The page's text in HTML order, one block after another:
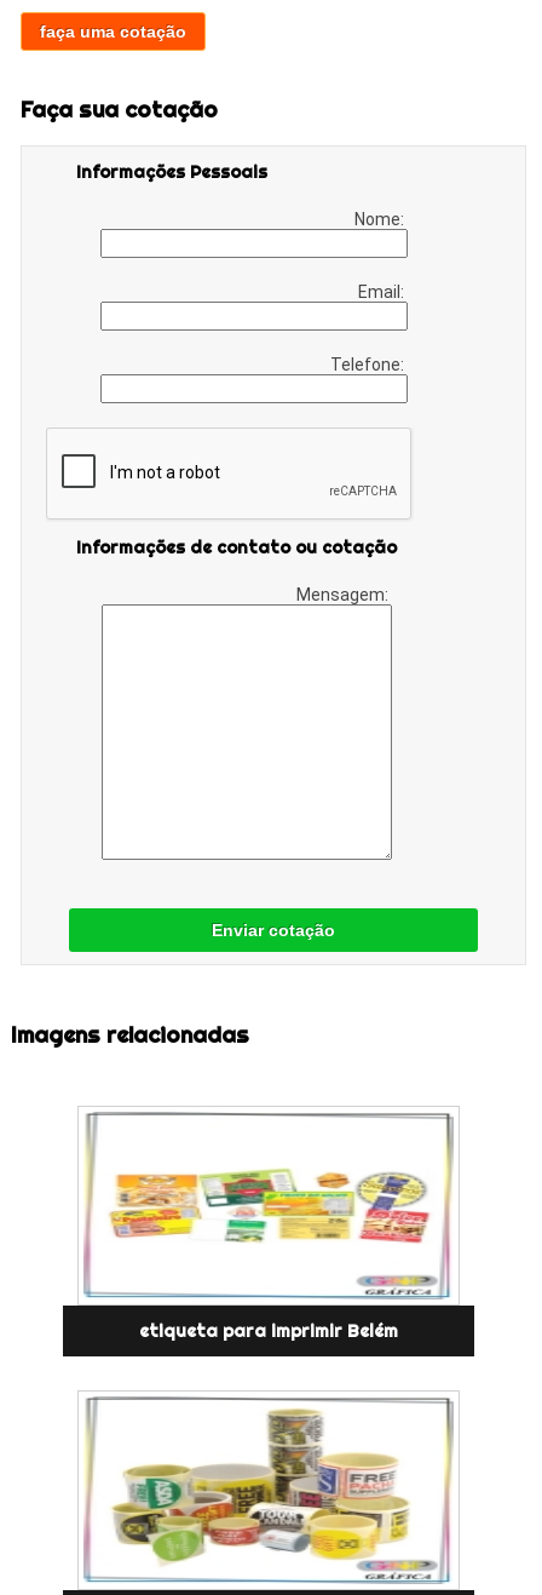
faça uma cotação
Faça sua cotação
Informações Pessoais
Nome:
Email:
Telefone:
Informações de contato ou cotação
Mensagem:
Enviar cotação
Imagens relacionadas
etiqueta para imprimir Belém